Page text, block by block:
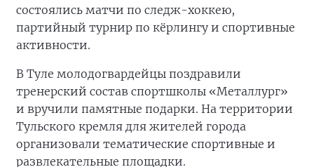
состоялись матчи по следж-хоккею,
партийный турнир по кёрлингу и спортивные
активности.
В Туле молодогвардейцы поздравили
тренерский состав спортшколы «Металлург»
и вручили памятные подарки. На территории
Тульского кремля для жителей города
организовали тематические спортивные и
развлекательные площадки.